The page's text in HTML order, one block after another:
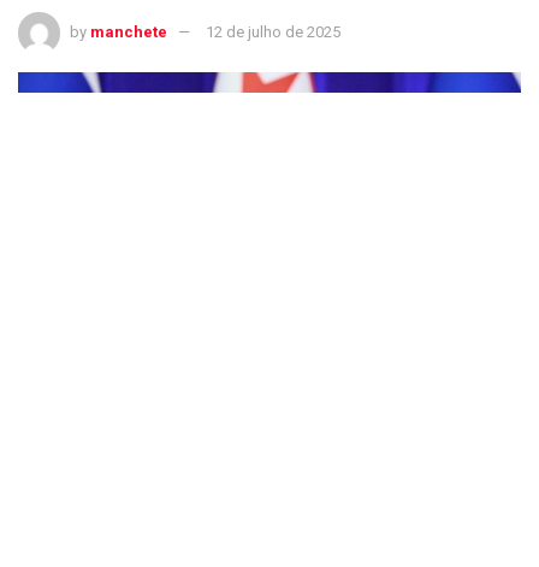
by manchete 12 de julho de 2025